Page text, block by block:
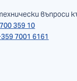
въпроси
359 10
7001 6161